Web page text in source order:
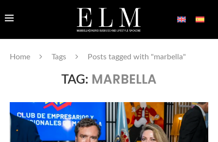
Home Tags Posts tagged with "marbella"
TAG: MARBELLA